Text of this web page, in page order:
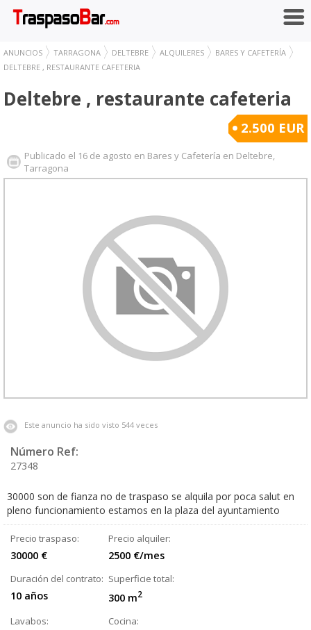
ANUNCIOS TARRAGONA DELTEBRE ALQUILERES
BARES Y CAFETERÍA
DELTEBRE , RESTAURANTE CAFETERIA
Deltebre , restaurante cafeteria
2.500 EUR
Publicado el 16 de agosto en Bares y Cafetería en Deltebre,
Tarragona
Este anuncio ha sido visto 544 veces
Número Ref:
27348
30000 son de fianza no de traspaso se alquila por poca salut en
pleno funcionamiento estamos en la plaza del ayuntamiento
Precio traspaso:
30000 €
Precio alquiler:
2500 €/mes
Duración del contrato:
10 años
Superficie total:
300 m2
Lavabos: Cocina: